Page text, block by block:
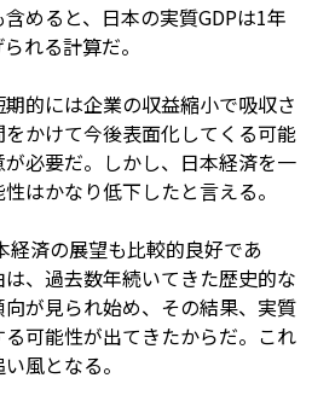
めると、日本の実質GDPは1年
れる計算だ。
的には企業の収益縮小で吸収さ
かけて今後表面化してくる可能
必要だ。しかし、日本経済を一
はかなり低下したと言える。
経済の展望も比較的良好であ
、過去数年続いてきた歴史的な
が見られ始め、その結果、実質
可能性が出てきたからだ。これ
風となる。